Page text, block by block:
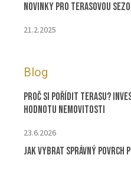
Novinky pro terasovou
21.2.2025
Blog
Proč si pořídit terasu?
hodnotu nemovitosti
23.6.2026
Jak vybrat správný povrch